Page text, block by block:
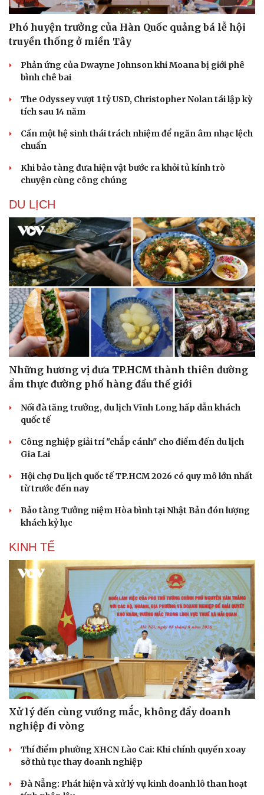
Văn hóa
Văn học
Âm nhạc
Giải trí
Thời trang
Sao Việt
Phó huyện trưởng của Hàn Quốc quảng bá lễ hội
truyền thống ở miền Tây
Phản ứng của Dwayne Johnson khi Moana bị giới phê
bình chê bai
The Odyssey vượt 1 tỷ USD, Christopher Nolan tái lập kỳ
tích sau 14 năm
Cần một hệ sinh thái trách nhiệm để ngăn âm nhạc lệch
chuẩn
Khi bảo tàng đưa hiện vật bước ra khỏi tủ kính trò
chuyện cùng công chúng
DU LỊCH
Những hương vị đưa TP.HCM thành thiên đường
ẩm thực đường phố hàng đầu thế giới
Nối đà tăng trưởng, du lịch Vĩnh Long hấp dẫn khách
quốc tế
Công nghiệp giải trí "chắp cánh" cho điểm đến du lịch
Gia Lai
Hội chợ Du lịch quốc tế TP.HCM 2026 có quy mô lớn nhất
từ trước đến nay
Bảo tàng Tưởng niệm Hòa bình tại Nhật Bản đón lượng
khách kỷ lục
KINH TẾ
Xử lý đến cùng vướng mắc, không đẩy doanh
nghiệp đi vòng
Thí điểm phường XHCN Lào Cai: Khi chính quyền xoay
sở thủ tục thay doanh nghiệp
Đà Nẵng: Phát hiện và xử lý vụ kinh doanh lô than hoạt